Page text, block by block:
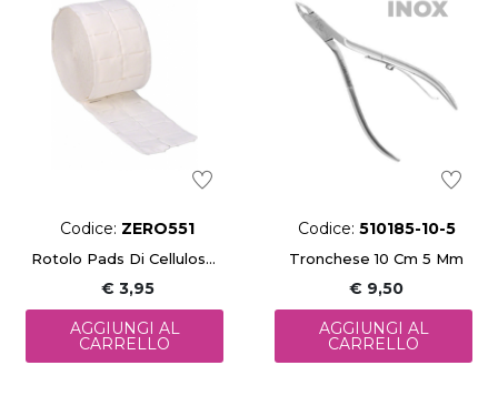
Codice: ZERO551
Rotolo Pads Di Cellulosa 500 Pz
€ 3,95
AGGIUNGI AL
CARRELLO
Codice: 510185-10-5
Tronchese 10 Cm 5 Mm
€ 9,50
AGGIUNGI AL
CARRELLO